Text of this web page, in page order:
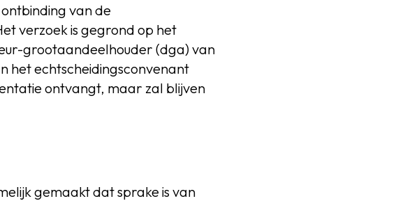
van de
verzoek is gegrond op het
grootaandeelhouder (dga) van
het echtscheidingsconvenant
ontvangt, maar zal blijven
gemaakt dat sprake is van